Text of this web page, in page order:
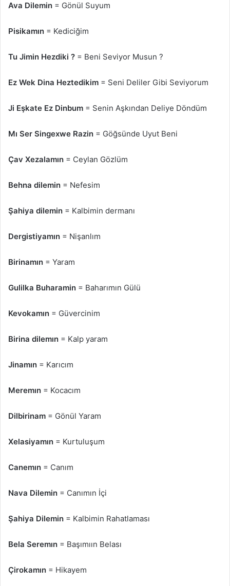
Ava Dilemin = Gönül Suyum
Pisikamın = Kediciğim
Tu Jimin Hezdiki ? = Beni Seviyor Musun ?
Ez Wek Dina Heztedikim = Seni Deliler Gibi Seviyorum
Ji Eşkate Ez Dinbum = Senin Aşkından Deliye Döndüm
Mı Ser Singexwe Razin = Göğsünde Uyut Beni
Çav Xezalamın = Ceylan Gözlüm
Behna dilemin = Nefesim
Şahiya dilemin = Kalbimin dermanı
Dergistiyamın = Nişanlım
Birinamın = Yaram
Gulilka Buharamin = Baharımın Gülü
Kevokamın = Güvercinim
Birina dilemın = Kalp yaram
Jinamın = Karıcım
Meremın = Kocacım
Dilbirinam = Gönül Yaram
Xelasiyamın = Kurtuluşum
Canemın = Canım
Nava Dilemin = Canımın İçi
Şahiya Dilemin = Kalbimin Rahatlaması
Bela Seremın = Başımıın Belası
Çirokamın = Hikayem